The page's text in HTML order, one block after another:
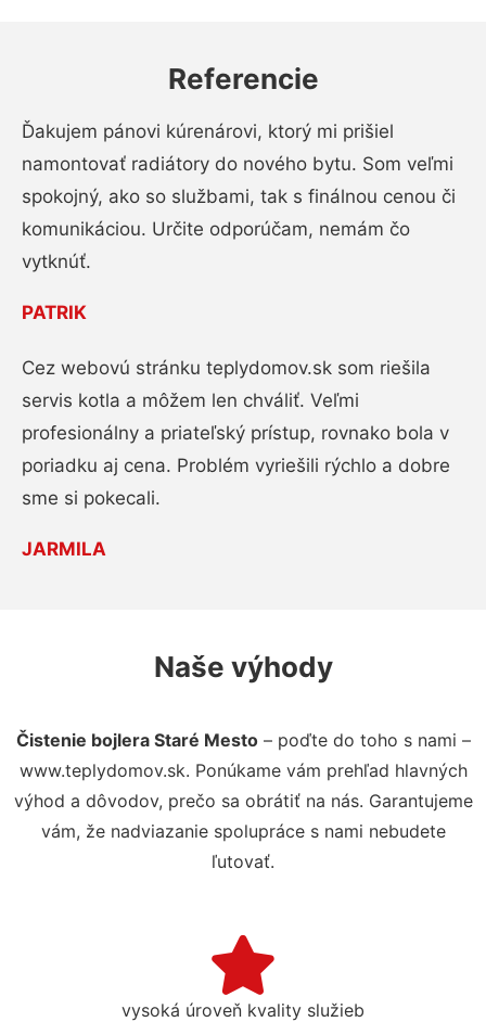
Referencie
Ďakujem pánovi kúrenárovi, ktorý mi prišiel
namontovať radiátory do nového bytu. Som veľmi
spokojný, ako so službami, tak s finálnou cenou či
komunikáciou. Určite odporúčam, nemám čo
vytknúť.
PATRIK
Cez webovú stránku teplydomov.sk som riešila
servis kotla a môžem len chváliť. Veľmi
profesionálny a priateľský prístup, rovnako bola v
poriadku aj cena. Problém vyriešili rýchlo a dobre
sme si pokecali.
JARMILA
Naše výhody
Čistenie bojlera Staré Mesto– poďte do toho s nami –
www.teplydomov.sk. Ponúkame vám prehľad hlavných
výhod a dôvodov, prečo sa obrátiť na nás. Garantujeme
vám, že nadviazanie spolupráce s nami nebudete
ľutovať.
vysoká úroveň kvality služieb